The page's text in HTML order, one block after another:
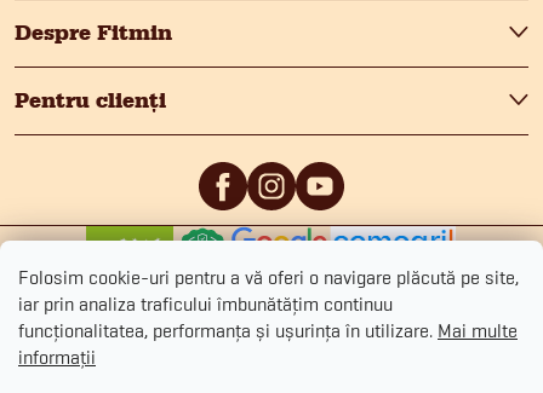
Folosim cookie-uri pentru a vă oferi o navigare plăcută pe site,
iar prin analiza traficului îmbunătățim continuu
funcționalitatea, performanța și ușurința în utilizare. Mai multe
informații
s
t
ă
i
l
o
s
o
Despre Fitmin
Pentru clienți
0/5 0/5